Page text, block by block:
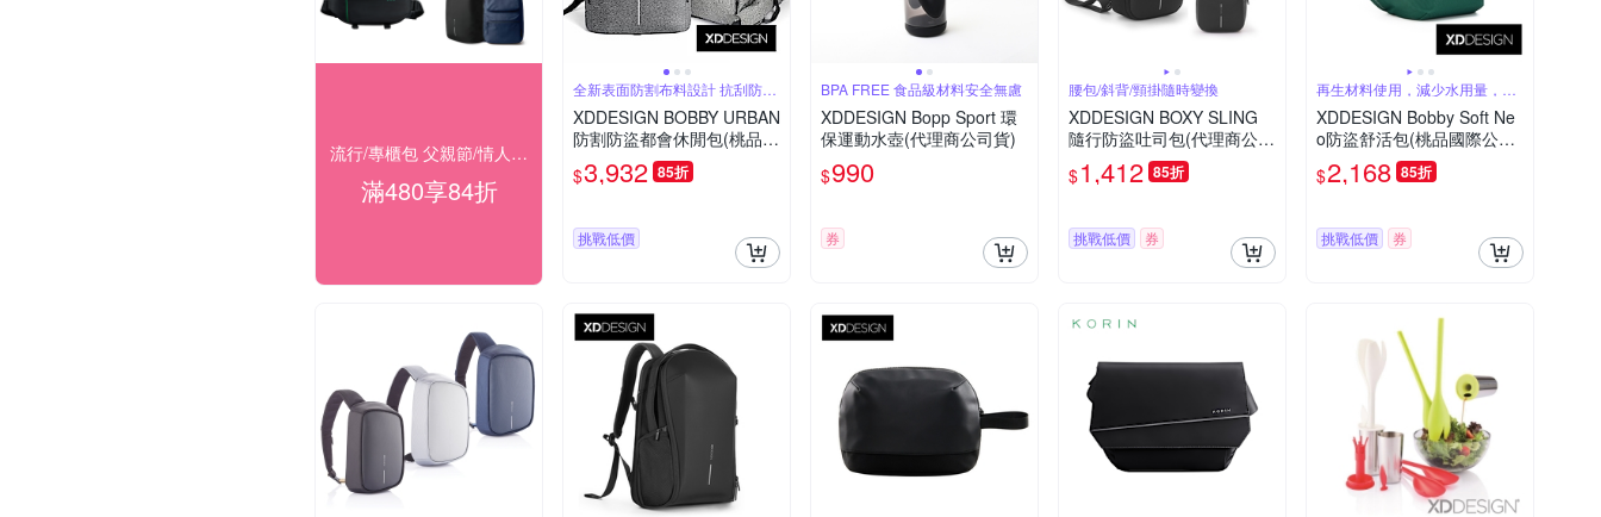
流行/專櫃包 父親節/情人節 滿480享84折
滿480享84折
全新表面防割布料設計 抗刮防潑
水
XDDESIGN BOBBY URBAN
防割防盜都會休閒包(桃品國
際公司貨)
$3,932 85折
挑戰低價
BPA FREE 食品級材料安全無慮
XDDESIGN Bopp Sport 環
保運動水壺(代理商公司貨)
$990
券
腰包/斜背/頸掛隨時變換
XDDESIGN BOXY SLING
隨行防盜吐司包(代理商公司
貨)
$1,412 85折
挑戰低價 券
再生材料使用，減少水用量，降
低碳排放量
XDDESIGN Bobby Soft Ne
o防盜舒活包(桃品國際公司
貨)
$2,168 85折
挑戰低價 券